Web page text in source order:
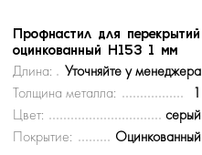
Профнастил для перекрытий
оцинкованный Н153 1 мм
Длина:
Уточняйте у менеджера
Толщина металла:
1
Цвет:
серый
Покрытие:
Оцинкованный